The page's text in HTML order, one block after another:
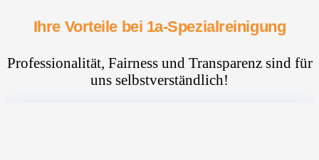
Ihre Vorteile bei 1a-Spezialreinigung
Professionalität, Fairness und Transparenz sind für
uns selbstverständlich!